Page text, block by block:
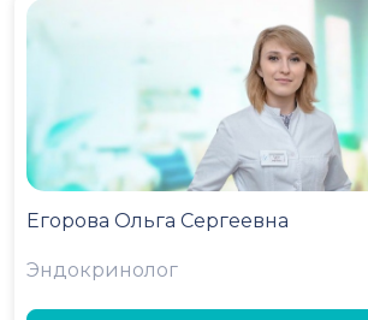
Егорова Ольга Сергеевна
Эндокринолог